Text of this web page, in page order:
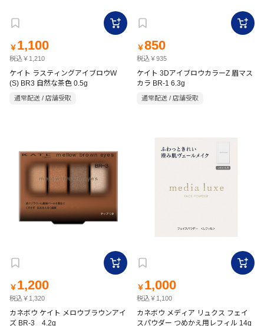
￥ 1,100
税込￥1,210
ケイト ラスティングアイブロウW
(S) BR3 自然な茶色 0.5g
通常配送 / 店舗受取
￥850
税込￥935
ケイト 3DアイブロウカラーZ 眉マス
カラ BR-1 6.3g
通常配送 / 店舗受取
￥ 1,200
税込￥1,320
カネボウ ケイト メロウブラウンアイ
ズ BR-3 4.2g
￥ 1,000
税込￥1,100
カネボウ メディア リュクス フェイ
スパウダー つめかえ用レフィル 14g